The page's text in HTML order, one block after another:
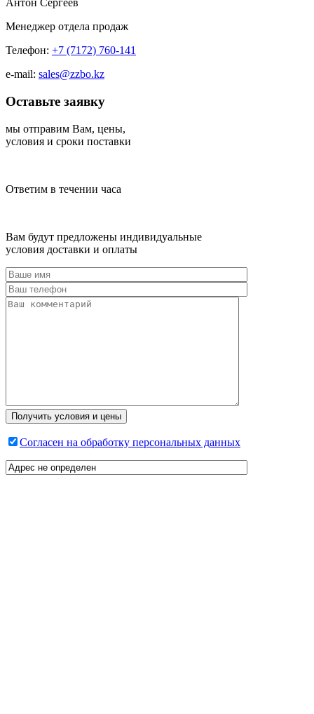
Антон Сергеев
Менеджер отдела продаж
Телефон: +7 (7172) 760-141
e-mail: sales@zzbo.kz
Оставьте заявку
мы отправим Вам, цены,
условия и сроки поставки
Ответим в течении часа
Вам будут предложены индивидуальные
условия доставки и оплаты
Согласен на обработку персональных данных